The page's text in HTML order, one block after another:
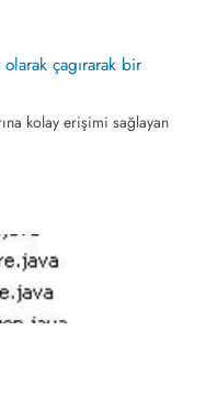
olarak çagırarak bir
kolay erişimi sağlayan